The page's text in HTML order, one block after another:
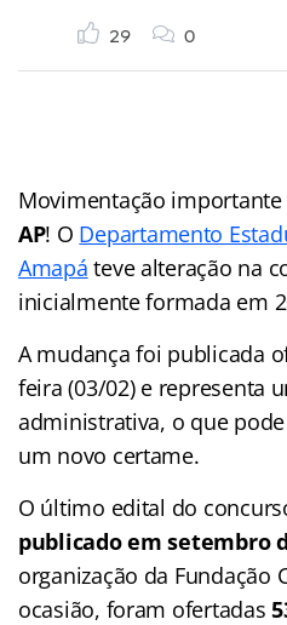
29 0
Movimentação importante
AP! O Departamento
Amapá teve alteração na
inicialmente formada em
A mudança foi publicada
feira (03/02) e representa
administrativa, o que
um novo certame.
O último edital do
publicado em setembro
organização da Fundação
ocasião, foram ofertadas